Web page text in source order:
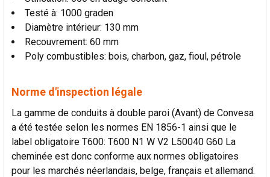
Testé à: 1000 graden
Diamètre intérieur: 130 mm
Recouvrement: 60 mm
Poly combustibles: bois, charbon, gaz, fioul, pétrole
Norme d'inspection légale
La gamme de conduits à double paroi (Avant) de Convesa
a été testée selon les normes EN 1856-1 ainsi que le
label obligatoire T600: T600 N1 W V2 L50040 G60 La
cheminée est donc conforme aux normes obligatoires
pour les marchés néerlandais, belge, français et allemand.